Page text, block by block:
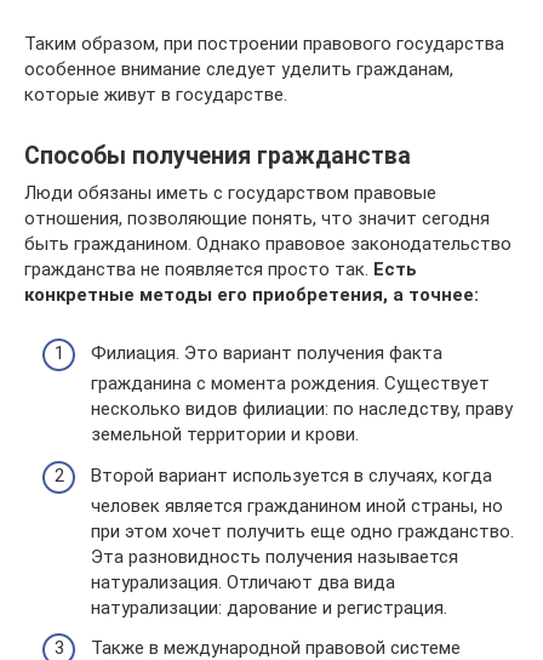
Таким образом, при построении правового государства
особенное внимание следует уделить гражданам,
которые живут в государстве.
Способы получения гражданства
Люди обязаны иметь с государством правовые
отношения, позволяющие понять, что значит сегодня
быть гражданином. Однако правовое законодательство
гражданства не появляется просто так. Есть
конкретные методы его приобретения, а точнее:
Филиация. Это вариант получения факта
гражданина с момента рождения. Существует
несколько видов филиации: по наследству, праву
земельной территории и крови.
Второй вариант используется в случаях, когда
человек является гражданином иной страны, но
при этом хочет получить еще одно гражданство.
Эта разновидность получения называется
натурализация. Отличают два вида
натурализации: дарование и регистрация.
Также в международной правовой системе